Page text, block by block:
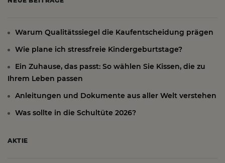
Warum Qualitätssiegel die Kaufentscheidung prägen
Wie plane ich stressfreie Kindergeburtstage?
Ein Zuhause, das passt: So wählen Sie Kissen, die zu
Ihrem Leben passen
Anleitungen und Dokumente aus aller Welt verstehen
Was sollte in die Schultüte 2026?
AKTIE